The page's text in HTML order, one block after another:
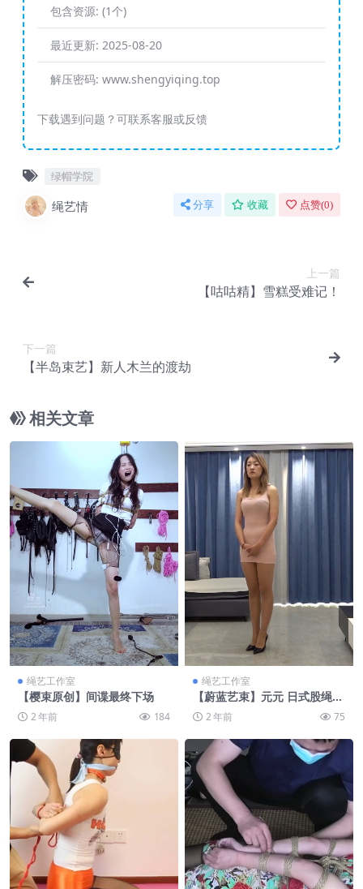
包含资源: (1个)
最近更新: 2025-08-20
解压密码: www.shengyiqing.top
下载遇到问题？可联系客服或反馈
绿帽学院
绳艺情 分享 收藏 点赞(0)
上一篇
【咕咕精】雪糕受难记！
下一篇
【半岛束艺】新人木兰的渡劫
相关文章
绳艺工作室
【樱束原创】间谍最终下场
2 年前 184
绳艺工作室
【蔚蓝艺束】元元 日式股绳，
超紧坐缚驷马，口枷张口器，
蝴蝶充气口塞，超大口球
2 年前 75